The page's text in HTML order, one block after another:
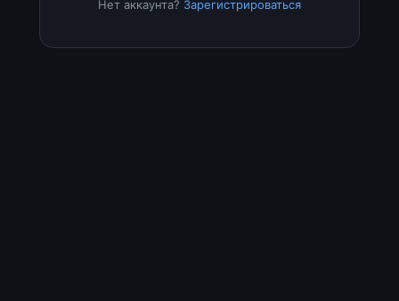
Нет аккаунта? Зарегистрироваться